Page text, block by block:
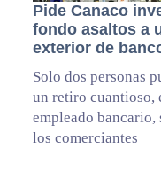
Pide Canaco
fondo asaltos a
exterior de
Solo dos personas
un retiro cuantioso,
empleado bancario,
los comerciantes